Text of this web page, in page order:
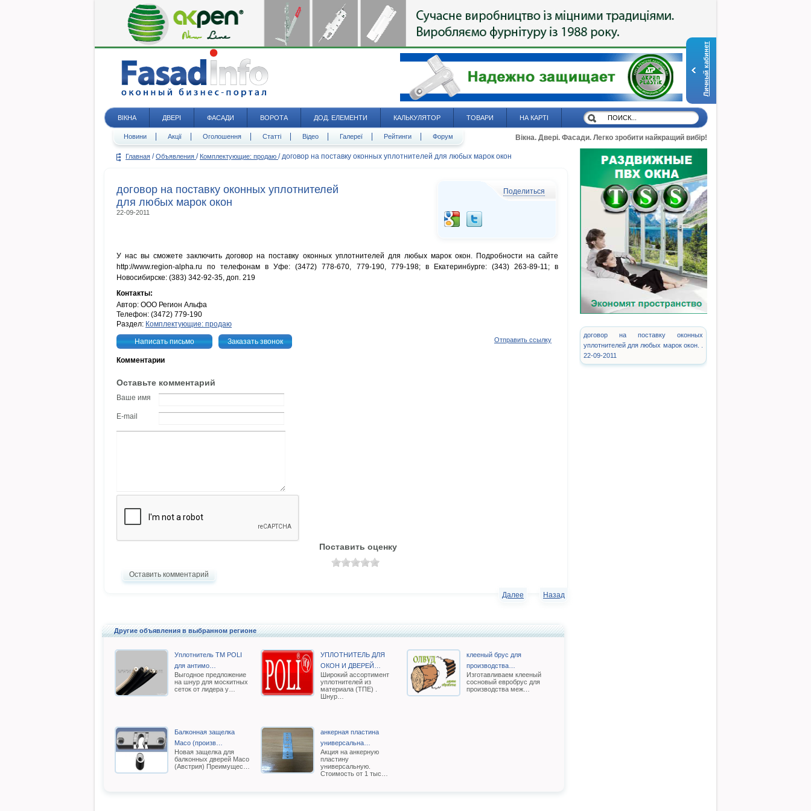
Личный кабинет
ВІКНА ДВЕРІ ФАСАДИ ВОРОТА ДОД. ЕЛЕМЕНТИ КАЛЬКУЛЯТОР ТОВАРИ НА КАРТІ
Новини Акції Оголошення Статті Відео Галереї Рейтинги Форум Вікна. Двері. Фасади. Легко зробити найкращий вибір!
Главная / Объявления / Комплектующие: продаю / договор на поставку оконных уплотнителей для любых марок окон
договор на поставку оконных уплотнителей
для любых марок окон
22-09-2011
Поделиться
У нас вы сможете заключить договор на поставку оконных уплотнителей для любых марок окон. Подробности на сайте
http://www.region-alpha.ru по телефонам в Уфе: (3472) 778-670, 779-190, 779-198; в Екатеринбурге: (343) 263-89-11; в
Новосибирске: (383) 342-92-35, доп. 219
Контакты:
Автор: ООО Регион Альфа
Телефон: (3472) 779-190
Раздел: Комплектующие: продаю
Написать письмо Заказать звонок Отправить ссылку
Комментарии
Оставьте комментарий
Ваше имя
E-mail
Поставить оценку
Оставить комментарий
Назад
Далее
Другие объявления в выбранном регионе
Уплотнитель TM POLI
для антимо…
Выгодное предложение
на шнур для москитных
сеток от лидера у…
УПЛОТНИТЕЛЬ ДЛЯ
ОКОН И ДВЕРЕЙ…
Широкий ассортимент
уплотнителей из
материала (ТПЕ) .
Шнур…
клееный брус для
производства…
Изготавливаем клееный
сосновый евробрус для
производства меж…
Балконная защелка
Масо (произв…
Новая защелка для
балконных дверей Масо
(Австрия) Преимущес…
анкерная пластина
универсальна…
Акция на анкерную
пластину
универсальную.
Стоимость от 1 тыс…
договор на поставку оконных
уплотнителей для любых марок окон. .
22-09-2011